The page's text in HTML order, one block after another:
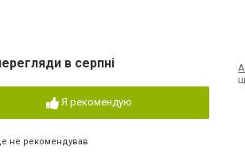
в серпні
Я рекомендую
не рекомендував